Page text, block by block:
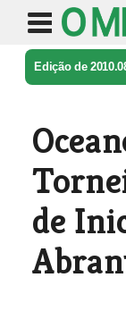
Edição de
de